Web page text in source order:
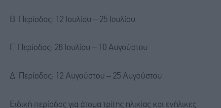
Β’ Περίοδος: 12 Ιουλίου – 25 Ιουλίου
Γ’ Περίοδος: 28 Ιουλίου – 10 Αυγούστου
Δ’ Περίοδος: 12 Αυγούστου – 25 Αυγούστου
Ειδική περίοδος για άτομα τρίτης ηλικίας και ενήλικες